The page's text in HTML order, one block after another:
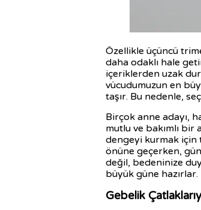
Özellikle üçüncü
daha odaklı hale
içeriklerden uzak
vücudumuzun en
taşır. Bu nedenle,
Birçok anne adayı,
mutlu ve bakımlı
dengeyi kurmak için
önüne geçerken,
değil, bedeninize
büyük güne hazırlar.
Gebelik